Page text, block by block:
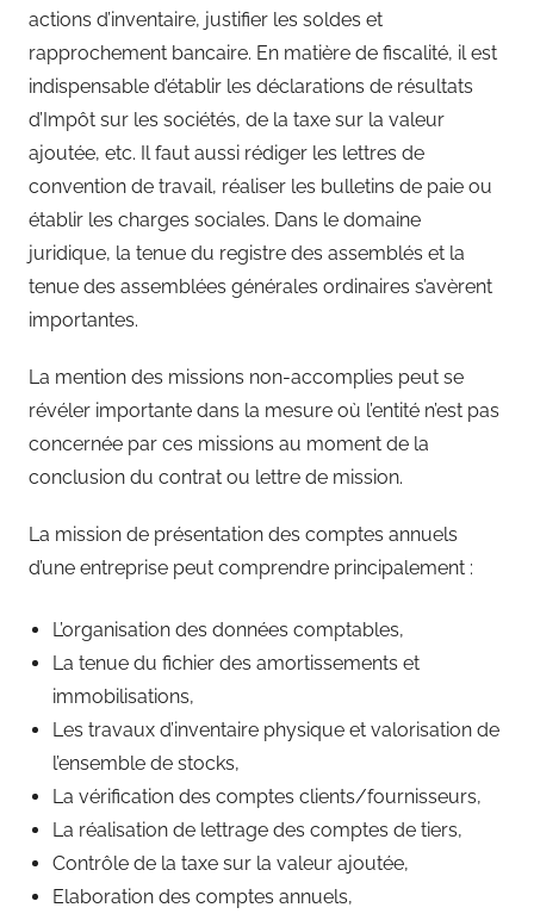
actions d’inventaire, justifier les soldes et
rapprochement bancaire. En matière de fiscalité, il est
indispensable d’établir les déclarations de résultats
d’Impôt sur les sociétés, de la taxe sur la valeur
ajoutée, etc. Il faut aussi rédiger les lettres de
convention de travail, réaliser les bulletins de paie ou
établir les charges sociales. Dans le domaine
juridique, la tenue du registre des assemblés et la
tenue des assemblées générales ordinaires s’avèrent
importantes.
La mention des missions non-accomplies peut se
révéler importante dans la mesure où l’entité n’est pas
concernée par ces missions au moment de la
conclusion du contrat ou lettre de mission.
La mission de présentation des comptes annuels
d’une entreprise peut comprendre principalement :
L’organisation des données comptables,
La tenue du fichier des amortissements et
immobilisations,
Les travaux d’inventaire physique et valorisation de
l’ensemble de stocks,
La vérification des comptes clients/fournisseurs,
La réalisation de lettrage des comptes de tiers,
Contrôle de la taxe sur la valeur ajoutée,
Elaboration des comptes annuels,